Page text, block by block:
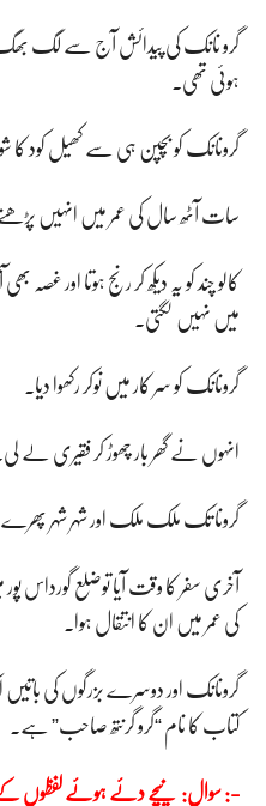
گرو نانک کی پیدائش آج سے لگ بھگ
ہوئی تھی۔
گرونانک کو بچپن ہی سے کھیل کود کا
سات آٹھ سال کی عمر میں انہیں پڑھنے
کالو چند کو یہ دیکھ کر رنج ہوتا اور
میں نہیں لگتی۔
گرونانک کو سر کار میں نوکر رکھوا دیا۔
انہوں نے گھر بار چھوڑ کر فقیری لے لی۔
گرونا تک ملک ملک اور شہر شہر پھرے۔
کی عمر میں ان کا انتقال ہوا۔
کتاب کا نام “گرو گرنتھ صاحب” ہے۔
سوال: نیچے دئے ہوئے لفظوں کے متضاد لکھئے :-